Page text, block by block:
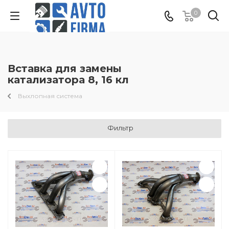
0
Вставка для замены
катализатора 8, 16 кл
Выхлопная система
Фильтр